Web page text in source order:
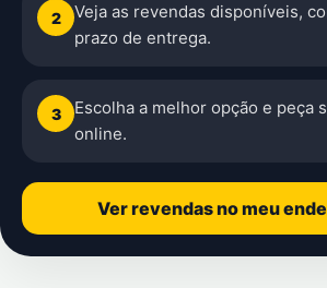
2
Veja as revendas disponíveis,
prazo de entrega.
3
Escolha a melhor opção e peça
online.
Ver revendas no meu